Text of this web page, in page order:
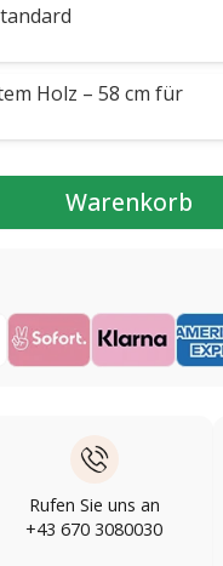
Holz – 58 cm für
Warenkorb
Rufen Sie uns an
+43 670 3080030